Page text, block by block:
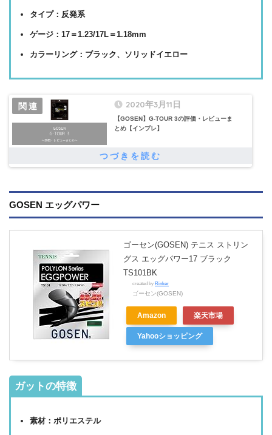
タイプ：反発系
ゲージ：17＝1.23/17L＝1.18mm
カラーリング：ブラック、ソリッドイエロー
2020年3月11日
【GOSEN】G-TOUR 3の評価・レビューま
とめ【インプレ】
GOSEN エッグパワー
ゴーセン(GOSEN) テニス ストリン
グス エッグパワー17 ブラック
TS101BK
created by Rinker
ゴーセン(GOSEN)
Amazon 楽天市場
Yahooショッピング
ガットの特徴
素材：ポリエステル